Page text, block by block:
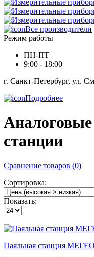
Все производители
Режим работы
ПН-ПТ
9:00 - 18:00
г. Санкт-Петербург, ул.
Подробнее
станции
Сравнение товаров (0)
Сортировка:
Показать:
Паяльная станция